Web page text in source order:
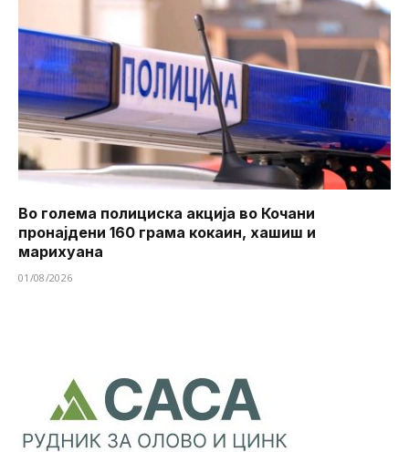
Во голема полициска акција во Кочани
пронајдени 160 грама кокаин, хашиш и
марихуана
01/08/2026